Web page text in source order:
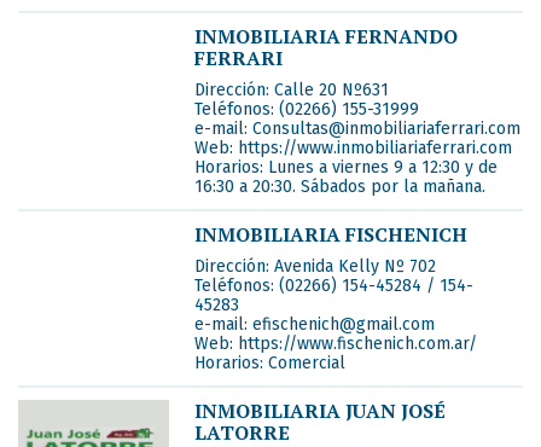
INMOBILIARIA FERNANDO
FERRARI
Dirección: Calle 20 Nº631
Teléfonos: (02266) 155-31999
e-mail: Consultas@inmobiliariaferrari.com
Web: https://www.inmobiliariaferrari.com
Horarios: Lunes a viernes 9 a 12:30 y de
16:30 a 20:30. Sábados por la mañana.
INMOBILIARIA FISCHENICH
Dirección: Avenida Kelly Nº 702
Teléfonos: (02266) 154-45284 / 154-
45283
e-mail: efischenich@gmail.com
Web: https://www.fischenich.com.ar/
Horarios: Comercial
INMOBILIARIA JUAN JOSÉ
LATORRE